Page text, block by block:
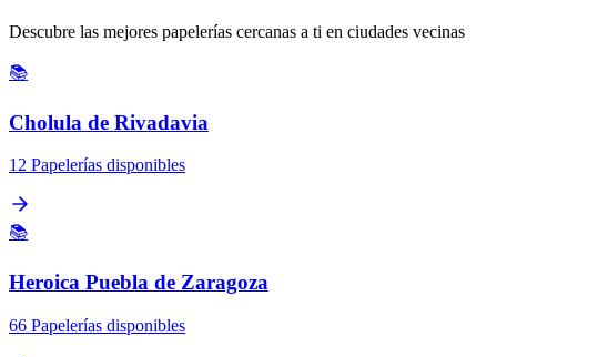
Descubre las mejores papelerías cercanas a ti en ciudades vecinas
📚
Cholula de Rivadavia
12 Papelerías disponibles
📚
Heroica Puebla de Zaragoza
66 Papelerías disponibles